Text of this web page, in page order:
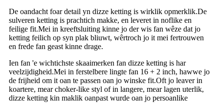
De oandacht foar detail yn dizze ketting is wirklik opmerklik.De
sulveren ketting is prachtich makke, en leveret in noflike en
feilige fit.Mei in kreeftsluiting kinne jo der wis fan wêze dat jo
ketting feilich op syn plak bliuwt, wêrtroch jo it mei fertrouwen
en frede fan geast kinne drage.
Ien fan 'e wichtichste skaaimerken fan dizze ketting is har
veelzijdigheid.Mei in ferstelbere lingte fan 16 + 2 inch, hawwe jo
de frijheid om it oan te passen oan jo winske fit.Oft jo leaver in
koartere, mear choker-like styl of in langere, mear lagen uterlik,
dizze ketting kin maklik oanpast wurde oan jo persoanlike